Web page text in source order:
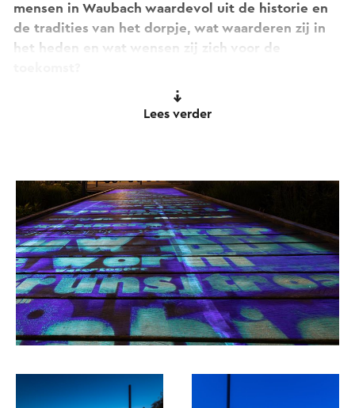
mensen in Waubach waardevol uit de historie en
de tradities van het dorpje, wat waarderen zij in
het heden en wat wensen zij zich voor de
Deze drie tijdlijnen lopen door elkaar in het
tradities passeren de revue in de blauw getinte
en dynamische stroom van Een Rivier van
Woorden.
Lees verder